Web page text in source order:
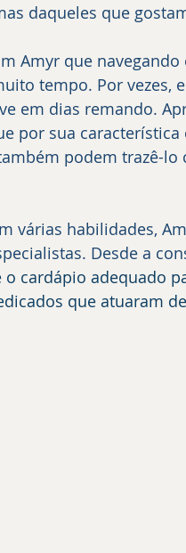
daqueles que
tempo. Por vezes,
em dias remando.
por sua
podem trazê-
Desde a
o cardápio adequado
que atuaram